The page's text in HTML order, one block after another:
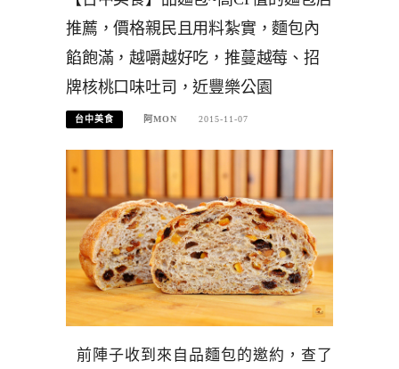
推薦，價格親民且用料紮實，麵包內
餡飽滿，越嚼越好吃，推蔓越莓、招
牌核桃口味吐司，近豐樂公園
台中美食 阿MON 2015-11-07
前陣子收到來自品麵包的邀約，查了